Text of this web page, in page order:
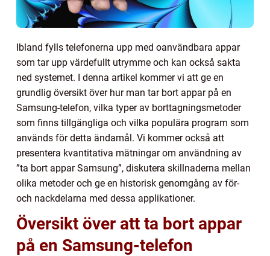
Ibland fylls telefonerna upp med oanvändbara appar
som tar upp värdefullt utrymme och kan också sakta
ned systemet. I denna artikel kommer vi att ge en
grundlig översikt över hur man tar bort appar på en
Samsung-telefon, vilka typer av borttagningsmetoder
som finns tillgängliga och vilka populära program som
används för detta ändamål. Vi kommer också att
presentera kvantitativa mätningar om användning av
”ta bort appar Samsung”, diskutera skillnaderna mellan
olika metoder och ge en historisk genomgång av för-
och nackdelarna med dessa applikationer.
Översikt över att ta bort appar
på en Samsung-telefon